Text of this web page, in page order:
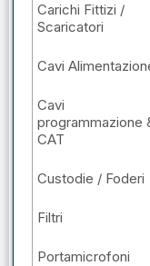
Carichi Fittizi /
Scaricatori
Cavi
Cavi
programmazione
CAT
Custodie / Foderi
Filtri
Portamicrofoni